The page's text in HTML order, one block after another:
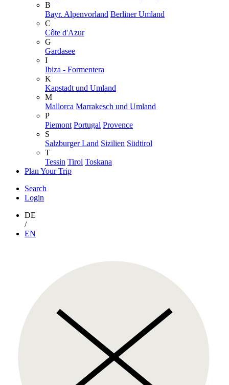
B
Bayr. Alpenvorland Berliner Umland
C
Côte d'Azur
G
Gardasee
I
Ibiza - Formentera
K
Kapstadt und Umland
M
Mallorca Marrakesch und Umland
P
Piemont Portugal Provence
S
Salzburger Land Sizilien Südtirol
T
Tessin Tirol Toskana
Plan Your Trip
Search
Login
DE
/
EN